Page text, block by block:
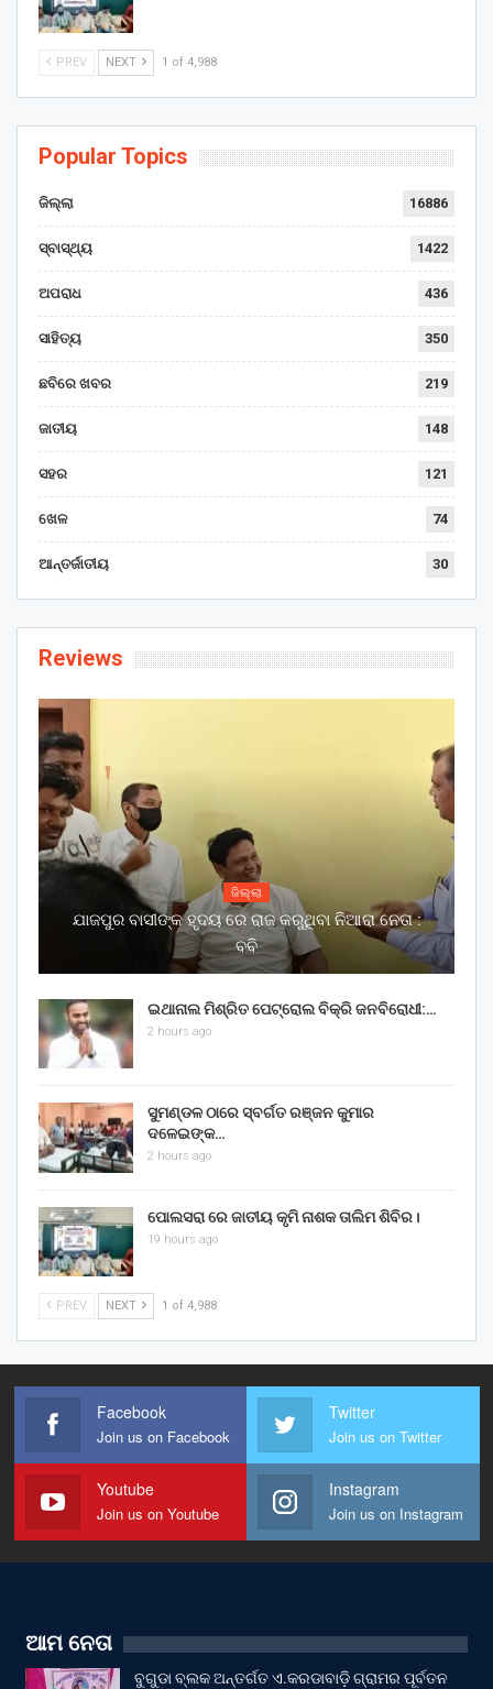
PREV NEXT 1 of 4,988
Popular Topics
ଜିଲ୍ଲା 16886
ସ୍ବାସ୍ଥ୍ୟ 1422
ଅପରାଧ 436
ସାହିତ୍ୟ 350
ଛବିରେ ଖବର 219
ଜାତୀୟ 148
ସହର 121
ଖେଳ 74
ଆନ୍ତର୍ଜାତୀୟ 30
Reviews
ଜିଲ୍ଲା
ଯାଜପୁର ବାସୀଙ୍କ ହୃଦୟ ରେ ରାଜ କରୁଥିବା ନିଆରା ନେତା :
ବବି
ଇଥାନାଲ ମିଶ୍ରିତ ପେଟ୍ରୋଲ ବିକ୍ରି ଜନବିରୋଧୀ:…
2 hours ago
ସୁମଣ୍ଡଳ ଠାରେ ସ୍ବର୍ଗତ ରଞ୍ଜନ କୁମାର
ଦଳେଇଙ୍କ…
2 hours ago
ପୋଲସରା ରେ ଜାତୀୟ କୃମି ନାଶକ ତାଲିମ ଶିବିର।
19 hours ago
PREV NEXT 1 of 4,988
Facebook
Join us on Facebook
Twitter
Join us on Twitter
Youtube
Join us on Youtube
Instagram
Join us on Instagram
ଆମ ନେତା
ବୁଗୁଡା ବ୍ଲକ ଅନ୍ତର୍ଗତ ଏ.କରଡାବାଡ଼ି ଗ୍ରାମର ପୂର୍ବତନ